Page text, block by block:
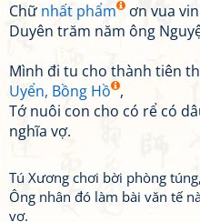
Chữ nhất phẩm
ơn vua
Duyên trăm năm ông
Mình đi tu cho thành tiên
Uyển, Bồng Hồ ,
Tớ nuôi con cho có rể có
nghĩa vợ.
Tú Xương chơi bời phòng
Ông nhân đó làm bài văn tế
vợ.